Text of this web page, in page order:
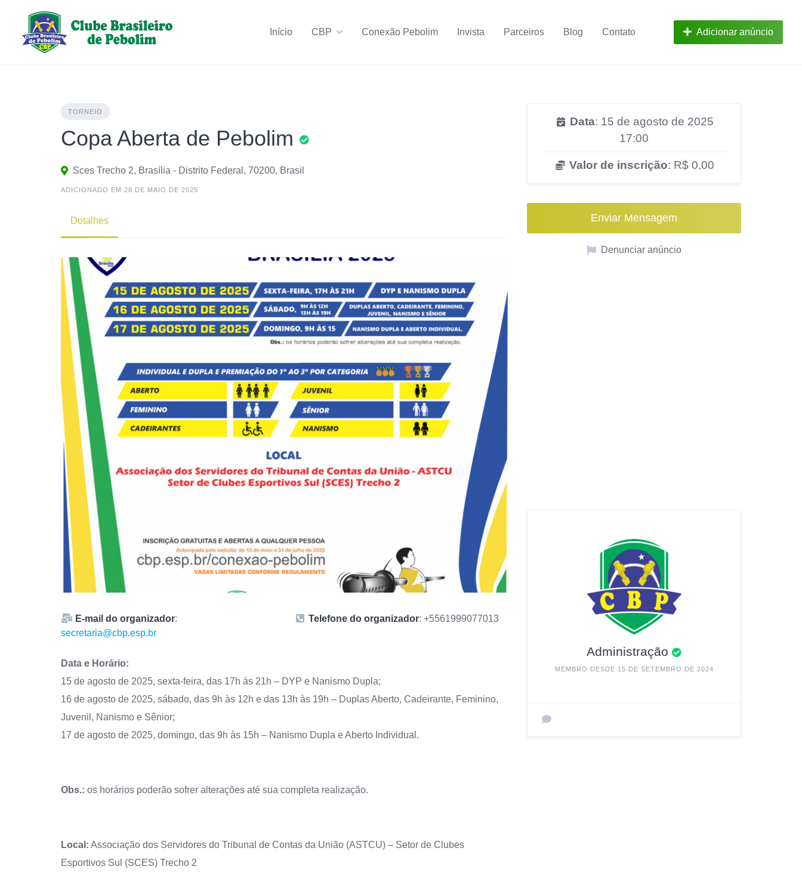
content
Início CBP Conexão Pebolim Invista Parceiros Blog Contato Adicionar anúncio
TORNEIO
Copa Aberta de Pebolim
Sces Trecho 2, Brasília - Distrito Federal, 70200, Brasil
ADICIONADO EM 28 DE MAIO DE 2025
Detalhes
E-mail do organizador:
secretaria@cbp.esp.br
Telefone do organizador: +5561999077013
Data e Horário:
15 de agosto de 2025, sexta-feira, das 17h às 21h – DYP e Nanismo Dupla;
16 de agosto de 2025, sábado, das 9h às 12h e das 13h às 19h – Duplas Aberto, Cadeirante, Feminino,
Juvenil, Nanismo e Sênior;
17 de agosto de 2025, domingo, das 9h às 15h – Nanismo Dupla e Aberto Individual.
Obs.: os horários poderão sofrer alterações até sua completa realização.
Local: Associação dos Servidores do Tribunal de Contas da União (ASTCU) – Setor de Clubes
Esportivos Sul (SCES) Trecho 2
Data: 15 de agosto de 2025
17:00
Valor de inscrição: R$ 0,00
Enviar Mensagem
Denunciar anúncio
Administração
MEMBRO DESDE 15 DE SETEMBRO DE 2024